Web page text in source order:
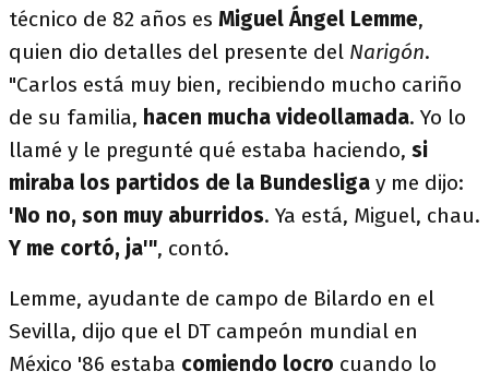
técnico de 82 años es Miguel Ángel Lemme,
quien dio detalles del presente del Narigón.
"Carlos está muy bien, recibiendo mucho cariño
de su familia, hacen mucha videollamada. Yo lo
llamé y le pregunté qué estaba haciendo, si
miraba los partidos de la Bundesliga y me dijo:
'No no, son muy aburridos. Ya está, Miguel, chau.
Y me cortó, ja'", contó.
Lemme, ayudante de campo de Bilardo en el
Sevilla, dijo que el DT campeón mundial en
México '86 estaba comiendo locro cuando lo